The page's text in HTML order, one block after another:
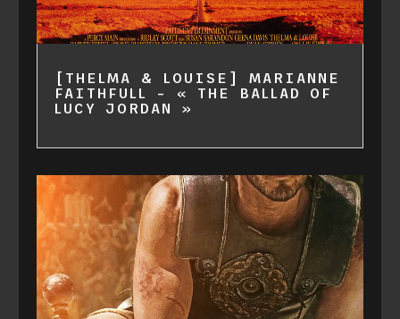
[THELMA & LOUISE] MARIANNE
FAITHFULL – « THE BALLAD OF
LUCY JORDAN »